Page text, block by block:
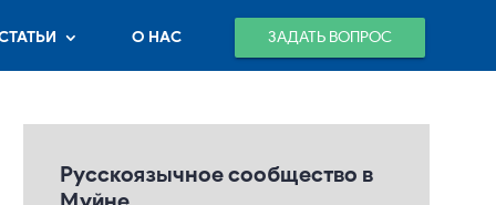
О НАС ЗАДАТЬ ВОПРОС
Русскоязычное сообщество в